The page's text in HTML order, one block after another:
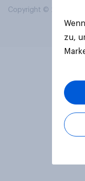
Copyright © 2026
zu,